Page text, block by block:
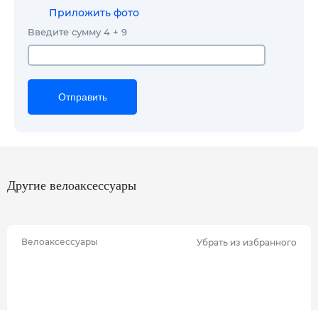
Приложить фото
Введите сумму 4 + 9
Отправить
Отправить
Отправить
Другие велоаксессуары
Велоаксессуары Убрать из избранного